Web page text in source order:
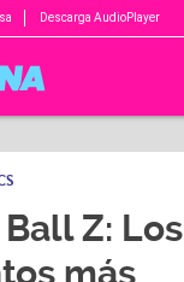
Descarga AudioPlayer
Z: Los
más